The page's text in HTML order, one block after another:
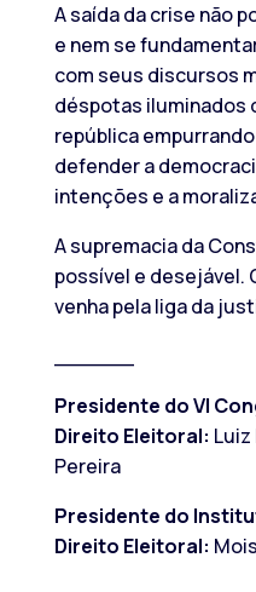
A saída da crise não
e nem se
com seus discursos
déspotas iluminados
república
defender a
intenções e a
A supremacia da
possível e desejável.
venha pela liga da
Presidente do VI
Direito Eleitoral:
Pereira
Presidente do
Direito Eleitoral: